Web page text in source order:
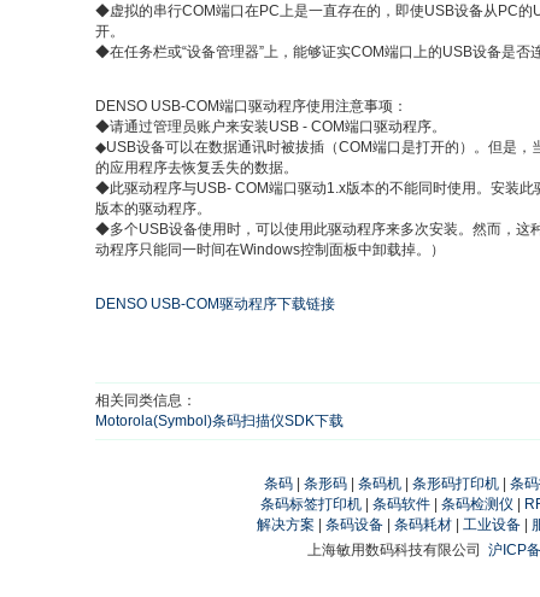
◆虚拟的串行COM端口在PC上是一直存在的，即使USB设备从PC的
开。
◆在任务栏或“设备管理器”上，能够证实COM端口上的USB设备是否
DENSO USB-COM端口驱动程序使用注意事项：
◆请通过管理员账户来安装USB - COM端口驱动程序。
◆USB设备可以在数据通讯时被拔插（COM端口是打开的）。但是，
的应用程序去恢复丢失的数据。
◆此驱动程序与USB- COM端口驱动1.x版本的不能同时使用。安装
版本的驱动程序。
◆多个USB设备使用时，可以使用此驱动程序来多次安装。然而，这
动程序只能同一时间在Windows控制面板中卸载掉。）
DENSO USB-COM驱动程序下载链接
相关同类信息：
Motorola(Symbol)条码扫描仪SDK下载
条码 条形码 条码机 条形码打印机
条
条码标签打印机| 条码软件| 条码检测仪
解决方案
条码设备 条码耗材 工业设备
上海敏用数码科技有限公司 沪ICP